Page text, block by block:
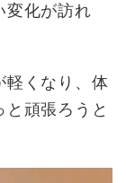
変化が訪れ
軽くなり、体
頑張ろうと